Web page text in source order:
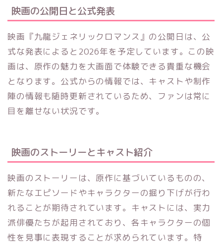
映画の公開日と公式発表
映画『九龍ジェネリックロマンス』の公開日は、公
式な発表によると2026年を予定しています。この映
画は、原作の魅力を大画面で体験できる貴重な機会
となります。公式からの情報では、キャストや制作
陣の情報も随時更新されているため、ファンは常に
目を離せない状況です。
映画のストーリーとキャスト紹介
映画のストーリーは、原作に基づいているものの、
新たなエピソードやキャラクターの掘り下げが行わ
れることが期待されています。キャストには、実力
派俳優たちが起用されており、各キャラクターの個
性を見事に表現することが求められています。特